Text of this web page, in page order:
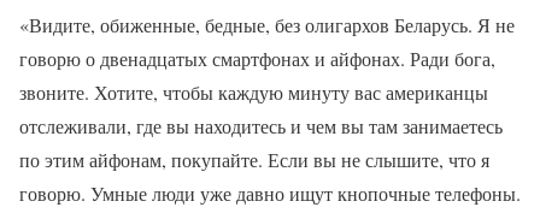
«Видите, обиженные, бедные, без олигархов Беларусь. Я не
говорю о двенадцатых смартфонах и айфонах. Ради бога,
звоните. Хотите, чтобы каждую минуту вас американцы
отслеживали, где вы находитесь и чем вы там занимаетесь
по этим айфонам, покупайте. Если вы не слышите, что я
говорю. Умные люди уже давно ищут кнопочные телефоны.